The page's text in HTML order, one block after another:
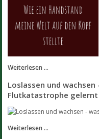
Weiterlesen ...
Loslassen und wachsen
Flutkatastrophe gelernt
Weiterlesen ...